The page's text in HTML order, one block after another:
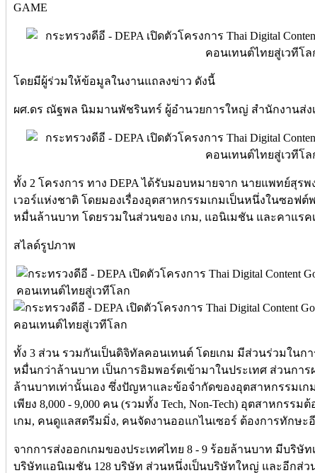
GAME
โดยมีผู้ร่วมให้ข้อมูลในงานแถลงข่าว ดังนี้
ผศ.ดร ณัฐพล นิมมานพัชรินทร์ ผู้อำนวยการใหญ่ สำนักงานส่ง
ทั้ง 2 โครงการ ทาง DEPA ได้รับมอบหมายจาก นายแพทย์สุ
เวอร์แห่งชาติ โดยมองเรื่องอุตสาหกรรมเกมเป็นหนึ่งในซอฟต์
หมื่นล้านบาท โดยรวมในส่วนของ เกม, แอนิเมชัน และคาแรค
สไลด์รูปภาพ
ทั้ง 3 ส่วน รวมกันเป็นดิจิทัลคอนเทนต์ โดยเกม มีส่วนร่วมใน
หมื่นกว่าล้านบาท เป็นการอิมพอร์ตเข้ามาในประเทศ ส่วนกา
ล้านบาทเท่านั้นเอง ซึ่งปัญหาและข้อจำกัดของอุตสาหกรรมเ
เพียง 8,000 - 9,000 คน (รวมทั้ง Tech, Non-Tech) อุตสาหกรรม
เกม, คนดูแลสตรีมมิ่ง, คนจัดงานออแกไนเซอร์ ต้องการทักษะ
จากการส่งออกเกมของประเทศไทย 8 - 9 ร้อยล้านบาท มีบริษั
บริษัทแอนิเมชัน 128 บริษัท ส่วนหนึ่งเป็นบริษัทใหญ่ และอีกส่ว